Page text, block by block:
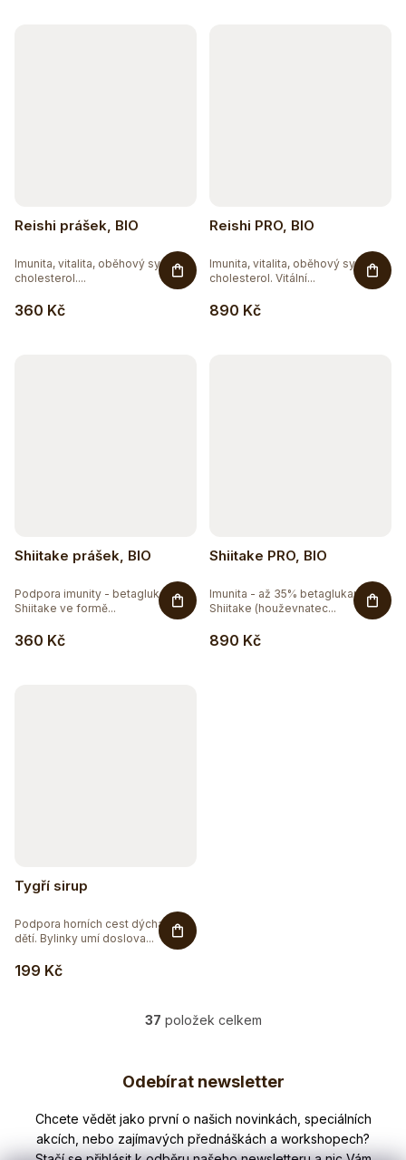
Reishi prášek, BIO
360 Kč
Imunita, vitalita, oběhový systém,
cholesterol....
Reishi PRO, BIO
890 Kč
Imunita, vitalita, oběhový systém,
cholesterol. Vitální...
Shiitake prášek, BIO
360 Kč
Podpora imunity - betaglukany.
Shiitake ve formě...
Shiitake PRO, BIO
890 Kč
Imunita - až 35% betaglukanů.
Shiitake (houževnatec...
Tygří sirup
199 Kč
Podpora horních cest dýchacích u
dětí. Bylinky umí doslova...
O
á
d
a
c
37 položek celkem
a
Odebírat newsletter
Nezmeškejte žádné novinky či slevy!